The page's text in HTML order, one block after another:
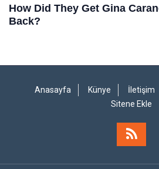
Anasayfa Künye İletişim
Sitene Ekle